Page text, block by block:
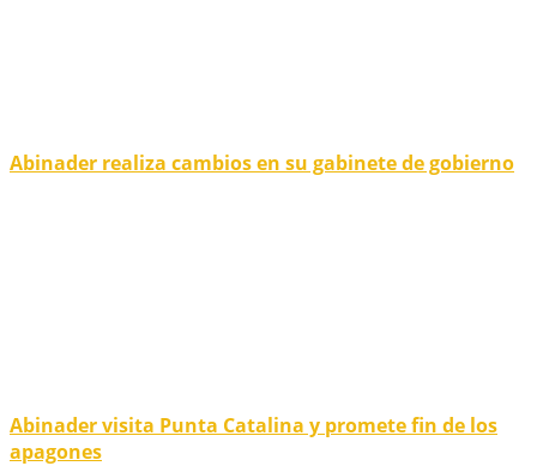
Abinader realiza cambios en su gabinete de gobierno
Abinader visita Punta Catalina y promete fin de los
apagones